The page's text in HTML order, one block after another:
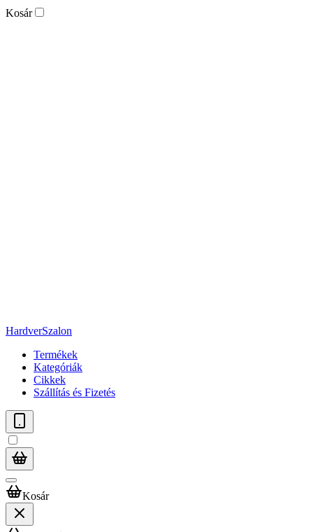
Kosár
HardverSzalon
Termékek
Kategóriák
Cikkek
Szállítás és Fizetés
Kosár